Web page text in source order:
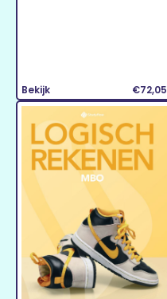
Bekijk €72,05